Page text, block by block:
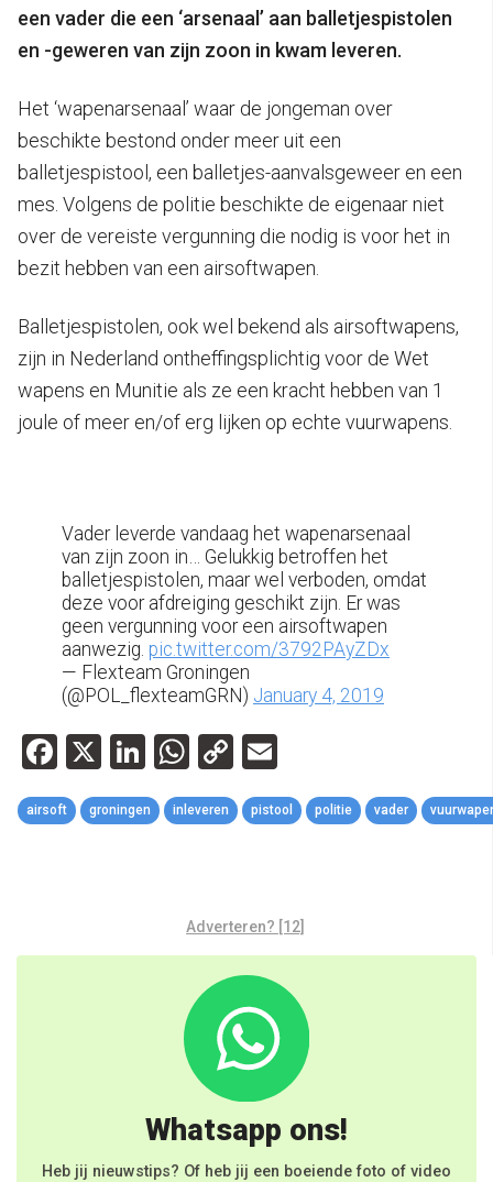
een vader die een ‘arsenaal’ aan balletjespistolen
en -geweren van zijn zoon in kwam leveren.
Het ‘wapenarsenaal’ waar de jongeman over
beschikte bestond onder meer uit een
balletjespistool, een balletjes-aanvalsgeweer en een
mes. Volgens de politie beschikte de eigenaar niet
over de vereiste vergunning die nodig is voor het in
bezit hebben van een airsoftwapen.
Balletjespistolen, ook wel bekend als airsoftwapens,
zijn in Nederland ontheffingsplichtig voor de Wet
wapens en Munitie als ze een kracht hebben van 1
joule of meer en/of erg lijken op echte vuurwapens.
Vader leverde vandaag het wapenarsenaal
van zijn zoon in… Gelukkig betroffen het
balletjespistolen, maar wel verboden, omdat
deze voor afdreiging geschikt zijn. Er was
geen vergunning voor een airsoftwapen
aanwezig. pic.twitter.com/3792PAyZDx
— Flexteam Groningen
(@POL_flexteamGRN) January 4, 2019
Facebook
X LinkedIn
WhatsApp
Copy
Link
airsoft groningen inleveren pistool politie vader
Adverteren? [12]
Whatsapp ons!
Heb jij nieuwstips? Of heb jij een boeiende foto of video